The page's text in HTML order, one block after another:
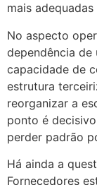
mais
No aspecto
dependência de
capacidade de
estrutura
reorganizar a
ponto é
perder padrão
Há ainda a
Fornecedores